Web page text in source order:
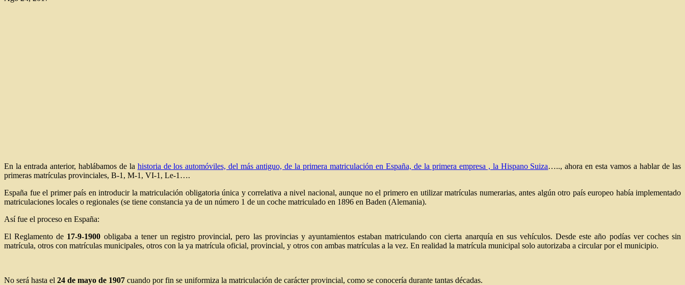
En la entrada anterior, hablábamos de la historia de los automóviles, del más antiguo, de la primera matriculación en España, de la primera empresa , la Hispano Suiza….., ahora en esta vamos a hablar de las
primeras matrículas provinciales, B-1, M-1, VI-1, Le-1….
España fue el primer país en introducir la matriculación obligatoria única y correlativa a nivel nacional, aunque no el primero en utilizar matrículas numerarias, antes algún otro país europeo había implementado
matriculaciones locales o regionales (se tiene constancia ya de un número 1 de un coche matriculado en 1896 en Baden (Alemania).
Así fue el proceso en España:
El Reglamento de 17-9-1900 obligaba a tener un registro provincial, pero las provincias y ayuntamientos estaban matriculando con cierta anarquía en sus vehículos. Desde este año podías ver coches sin
matrícula, otros con matrículas municipales, otros con la ya matrícula oficial, provincial, y otros con ambas matrículas a la vez. En realidad la matrícula municipal solo autorizaba a circular por el municipio.
No será hasta el 24 de mayo de 1907 cuando por fin se uniformiza la matriculación de carácter provincial, como se conocería durante tantas décadas.